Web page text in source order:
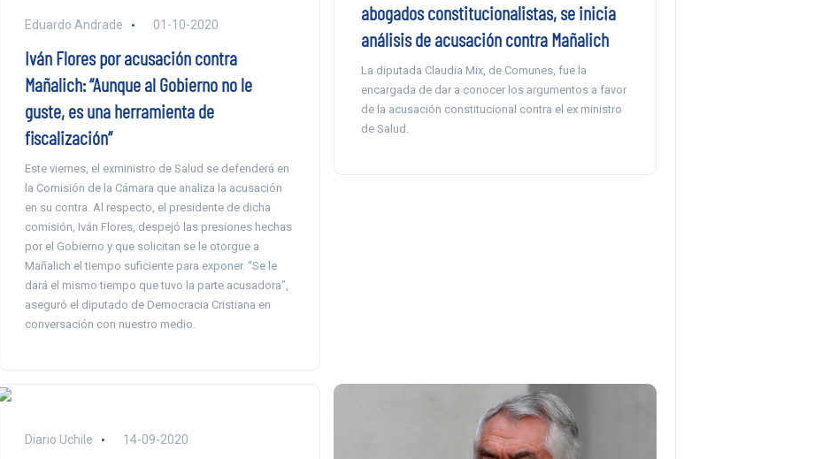
Eduardo Andrade 01-10-2020
Iván Flores por acusación contra
Mañalich: “Aunque al Gobierno no le
guste, es una herramienta de
fiscalización”
Este viernes, el exministro de Salud se defenderá en
la Comisión de la Cámara que analiza la acusación
en su contra. Al respecto, el presidente de dicha
comisión, Iván Flores, despejó las presiones hechas
por el Gobierno y que solicitan se le otorgue a
Mañalich el tiempo suficiente para exponer. “Se le
dará el mismo tiempo que tuvo la parte acusadora”,
aseguró el diputado de Democracia Cristiana en
conversación con nuestro medio.
abogados constitucionalistas, se inicia
análisis de acusación contra Mañalich
La diputada Claudia Mix, de Comunes, fue la
encargada de dar a conocer los argumentos a favor
de la acusación constitucional contra el ex ministro
de Salud.
Diario Uchile 14-09-2020